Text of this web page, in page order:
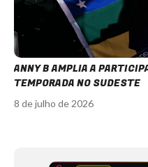
ANNY B AMPLIA A
TEMPORADA NO SUDESTE
8 de julho de 2026